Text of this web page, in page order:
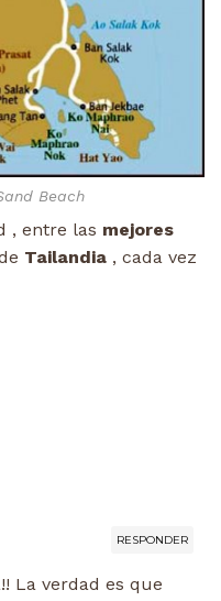
Beach
, entre las mejores
Tailandia , cada vez
RESPONDER
La verdad es que